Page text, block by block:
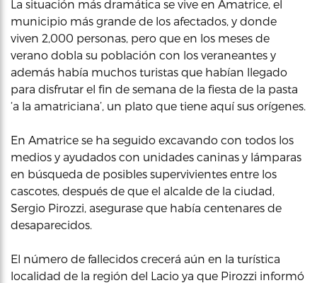
La situación más dramática se vive en Amatrice, el
municipio más grande de los afectados, y donde
viven 2,000 personas, pero que en los meses de
verano dobla su población con los veraneantes y
además había muchos turistas que habían llegado
para disfrutar el fin de semana de la fiesta de la pasta
‘a la amatriciana’, un plato que tiene aquí sus orígenes.
En Amatrice se ha seguido excavando con todos los
medios y ayudados con unidades caninas y lámparas
en búsqueda de posibles supervivientes entre los
cascotes, después de que el alcalde de la ciudad,
Sergio Pirozzi, asegurase que había centenares de
desaparecidos.
El número de fallecidos crecerá aún en la turística
localidad de la región del Lacio ya que Pirozzi informó